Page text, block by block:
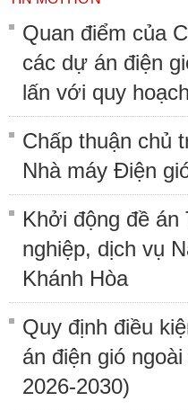
Quan điểm của
các dự án điện
lấn với quy
Chấp thuận chủ
Nhà máy Điện
Khởi động đề án
nghiệp, dịch vụ
Khánh Hòa
Quy định điều
án điện gió
2026-2030)